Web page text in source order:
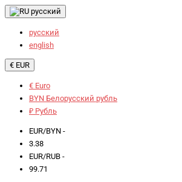
русский
русский
english
€ EUR
€ Euro
BYN Белорусский рубль
₽ Рубль
EUR/BYN -
3.38
EUR/RUB -
99.71